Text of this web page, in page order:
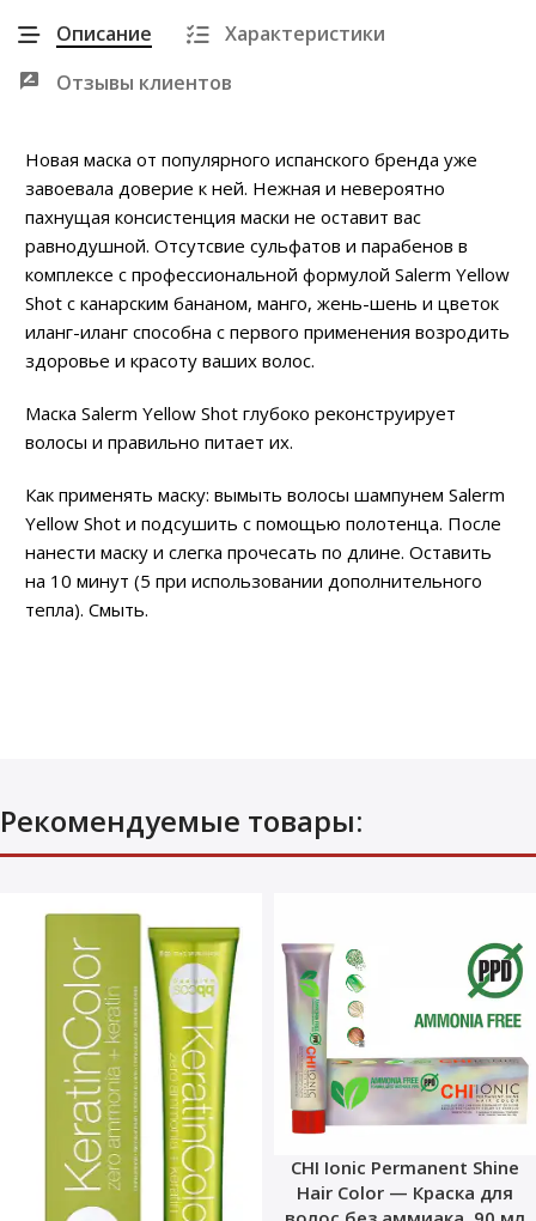
Описание
Характеристики
Отзывы клиентов
Новая маска от популярного испанского бренда уже
завоевала доверие к ней. Нежная и невероятно
пахнущая консистенция маски не оставит вас
равнодушной. Отсутсвие сульфатов и парабенов в
комплексе с профессиональной формулой Salerm Yellow
Shot с канарским бананом, манго, жень-шень и цветок
иланг-иланг способна с первого применения возродить
здоровье и красоту ваших волос.
Маска Salerm Yellow Shot глубоко реконструирует
волосы и правильно питает их.
Как применять маску: вымыть волосы шампунем Salerm
Yellow Shot и подсушить с помощью полотенца. После
нанести маску и слегка прочесать по длине. Оставить
на 10 минут (5 при использовании дополнительного
тепла). Смыть.
Рекомендуемые товары:
CHI Ionic Permanent Shine
Hair Color — Краска для